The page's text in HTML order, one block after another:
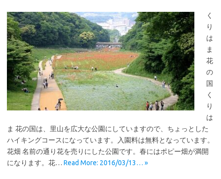
く
り
は
ま
花
の
国
く
り
は
ま 花の国は、里山を広大な公園にしていますので、ちょっとした
ハイキングコースになっています。入園料は無料となっています。
花畑 名前の通り花を売りにした公園です。春にはポピー畑が満開
になります。花… Read More: 2016/03/13… »